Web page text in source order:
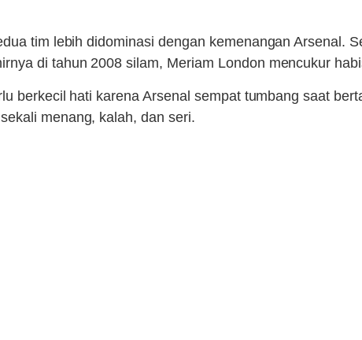
tim lebih didominasi dengan kemenangan Arsenal.
di tahun 2008 silam, Meriam London mencukur
berkecil hati karena Arsenal sempat tumbang saat
menang, kalah, dan seri.